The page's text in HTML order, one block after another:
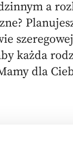
a
każda
dla